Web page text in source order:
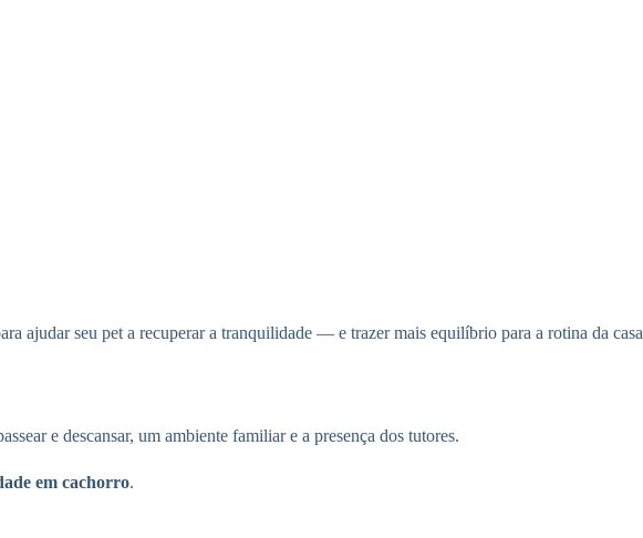
ajudar seu pet a recuperar a tranquilidade — e trazer mais equilíbrio para a rotina da casa
e descansar, um ambiente familiar e a presença dos tutores.
em cachorro.